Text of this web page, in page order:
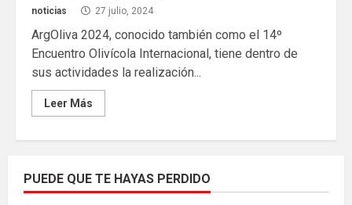
noticias 27 julio, 2024
ArgOliva 2024, conocido también como el 14º
Encuentro Olivícola Internacional, tiene dentro de
sus actividades la realización...
Leer Más
PUEDE QUE TE HAYAS PERDIDO